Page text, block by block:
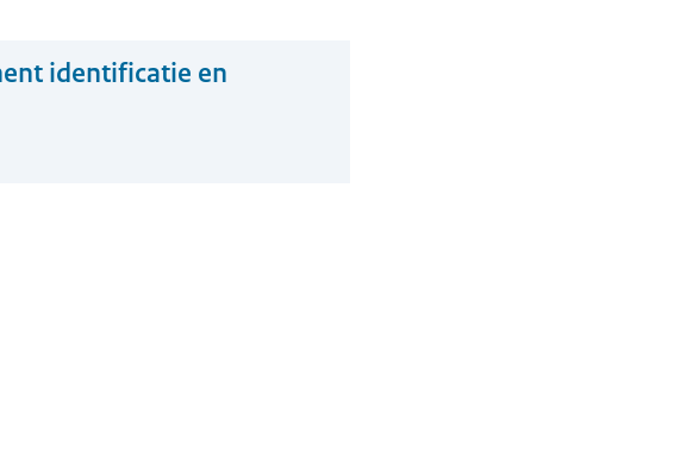
identificatie en